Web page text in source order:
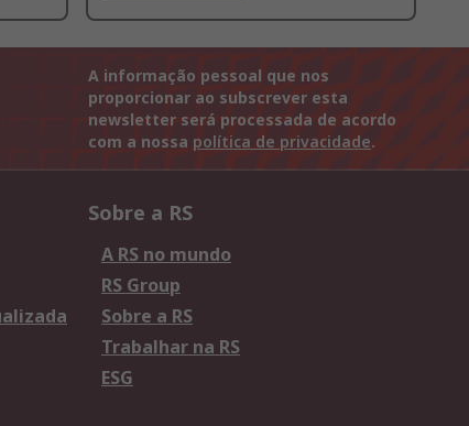
A informação pessoal que nos
proporcionar ao subscrever esta
newsletter será processada de acordo
com a nossa política de privacidade.
Sobre a RS
A RS no mundo
RS Group
Sobre a RS
Trabalhar na RS
ESG